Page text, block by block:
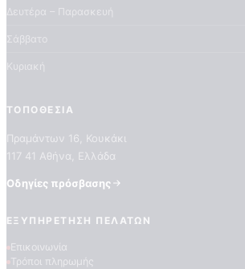
Δευτέρα – Παρασκευή
Σάββατο
Κυριακή
ΤΟΠΟΘΕΣΊΑ
Πραμάντων 16, Κουκάκι
117 41 Αθήνα, Ελλάδα
Οδηγίες πρόσβασης
ΕΞΥΠΗΡΈΤΗΣΗ ΠΕΛΑΤΏΝ
Επικοινωνία
Τρόποι πληρωμής